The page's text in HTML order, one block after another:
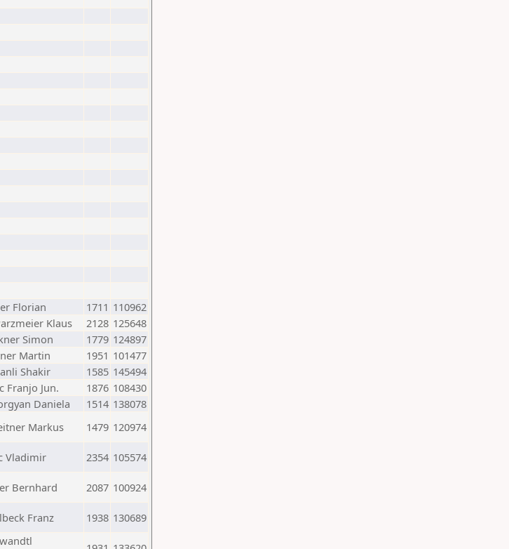
Florian 1711 110962
Klaus 2128 125648
Simon 1779 124897
Martin 1951 101477
Shakir 1585 145494
Franjo Jun. 1876 108430
Daniela 1514 138078
Markus 1479 120974
Vladimir 2354 105574
Bernhard 2087 100924
Franz 1938 130689